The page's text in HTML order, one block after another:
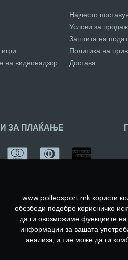
на видеонадзор
Најчесто
Услови за
Заштита на
Политика на
Достава
ЗА ПЛАЌАЊЕ
www.polleosport.mk користи
обезбеди подобро корисничко
да ги овозможиме функциите на
информации за вашата
анализа, и тие може да ги